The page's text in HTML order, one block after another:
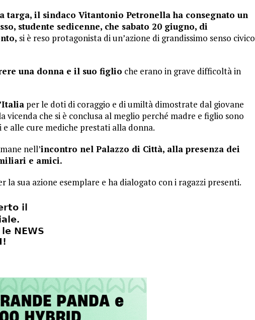
targa, il sindaco Vitantonio Petronella ha consegnato un
studente sedicenne, che sabato 20 giugno, di
si è reso protagonista di un’azione di grandissimo senso civico
una donna e il suo figlio che erano in grave difficoltà in
per le doti di coraggio e di umiltà dimostrate dal giovane
che si è conclusa al meglio perché madre e figlio sono
e alle cure mediche prestati alla donna.
nell’incontro nel Palazzo di Città, alla presenza dei
e amici.
la sua azione esemplare e ha dialogato con i ragazzi presenti.